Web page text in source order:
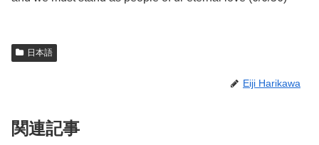
日本語
Eiji Harikawa
関連記事